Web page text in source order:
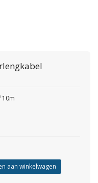
10m
aan winkelwagen